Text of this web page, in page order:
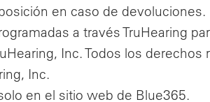
en caso de devoluciones.
a través TruHearing
Inc. Todos los derechos
Inc.
en el sitio web de Blue365.